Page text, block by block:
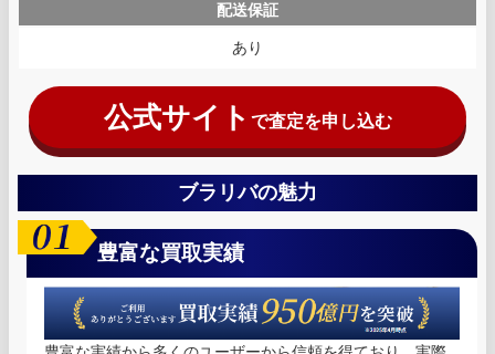
配送保証
あり
公式サイト で査定を申し込む
ブラリバの魅力
豊富な買取実績